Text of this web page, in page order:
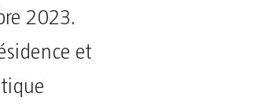
2023.
et